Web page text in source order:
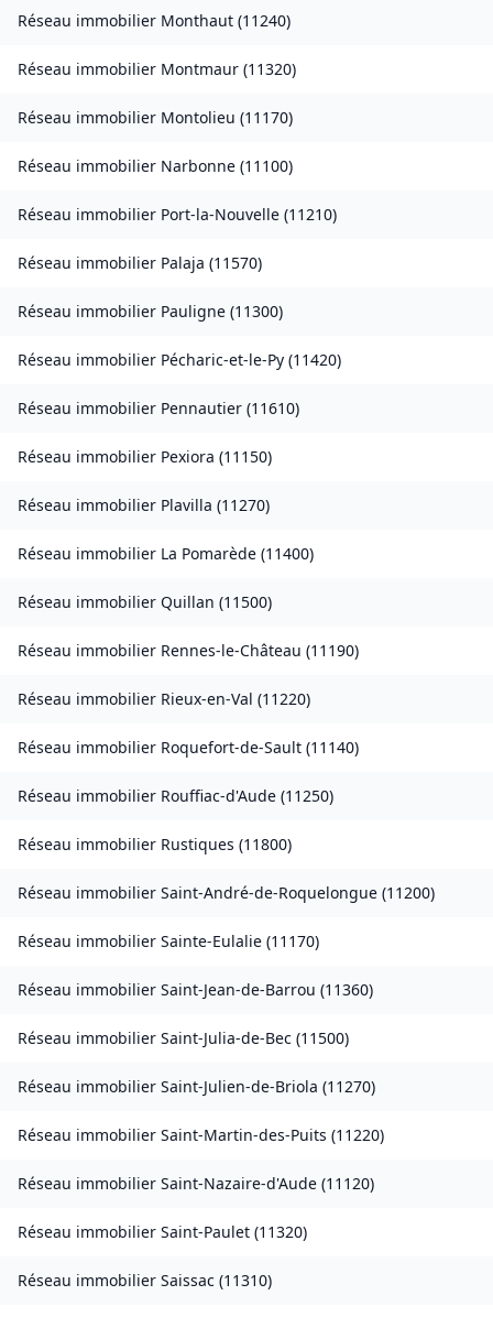
Réseau immobilier Monthaut (11240)
Réseau immobilier Montmaur (11320)
Réseau immobilier Montolieu (11170)
Réseau immobilier Narbonne (11100)
Réseau immobilier Port-la-Nouvelle (11210)
Réseau immobilier Palaja (11570)
Réseau immobilier Pauligne (11300)
Réseau immobilier Pécharic-et-le-Py (11420)
Réseau immobilier Pennautier (11610)
Réseau immobilier Pexiora (11150)
Réseau immobilier Plavilla (11270)
Réseau immobilier La Pomarède (11400)
Réseau immobilier Quillan (11500)
Réseau immobilier Rennes-le-Château (11190)
Réseau immobilier Rieux-en-Val (11220)
Réseau immobilier Roquefort-de-Sault (11140)
Réseau immobilier Rouffiac-d'Aude (11250)
Réseau immobilier Rustiques (11800)
Réseau immobilier Saint-André-de-Roquelongue (11200)
Réseau immobilier Sainte-Eulalie (11170)
Réseau immobilier Saint-Jean-de-Barrou (11360)
Réseau immobilier Saint-Julia-de-Bec (11500)
Réseau immobilier Saint-Julien-de-Briola (11270)
Réseau immobilier Saint-Martin-des-Puits (11220)
Réseau immobilier Saint-Nazaire-d'Aude (11120)
Réseau immobilier Saint-Paulet (11320)
Réseau immobilier Saissac (11310)